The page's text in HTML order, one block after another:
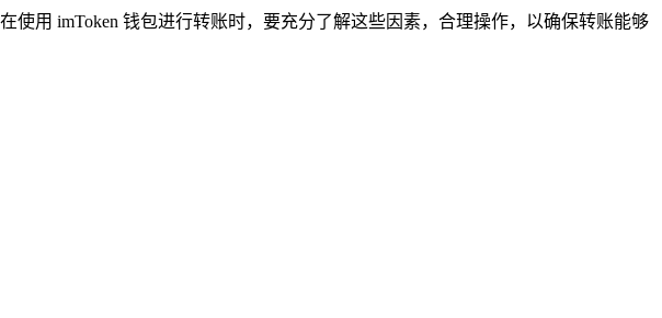
用 imToken 钱包进行转账时，要充分了解这些因素，合理操作，以确保转账能够